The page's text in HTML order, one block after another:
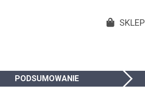
SKLEP
PODSUMOWANIE